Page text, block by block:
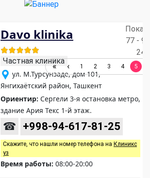
Davo klinika
Частная клиника
ул. М.Турсунзаде, дом 101,
Янгихаётский район, Ташкент
Ориентир: Сергели 3-я остановка метро,
здание Ария Текс 1-й этаж.
☎ +998-94-617-81-25
Скажите, что нашли номер телефона на Клиникс
уз
Время работы: 08:00-20:00
77 -
249
1 2 3 4 5